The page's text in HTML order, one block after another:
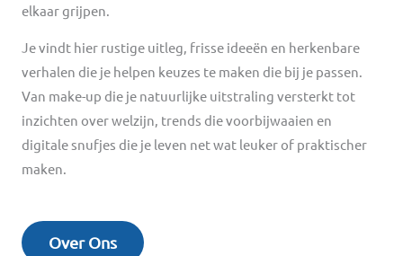
elkaar grijpen.
Je vindt hier rustige uitleg, frisse ideeën en herkenbare
verhalen die je helpen keuzes te maken die bij je passen.
Van make-up die je natuurlijke uitstraling versterkt tot
inzichten over welzijn, trends die voorbijwaaien en
digitale snufjes die je leven net wat leuker of praktischer
maken.
Over Ons